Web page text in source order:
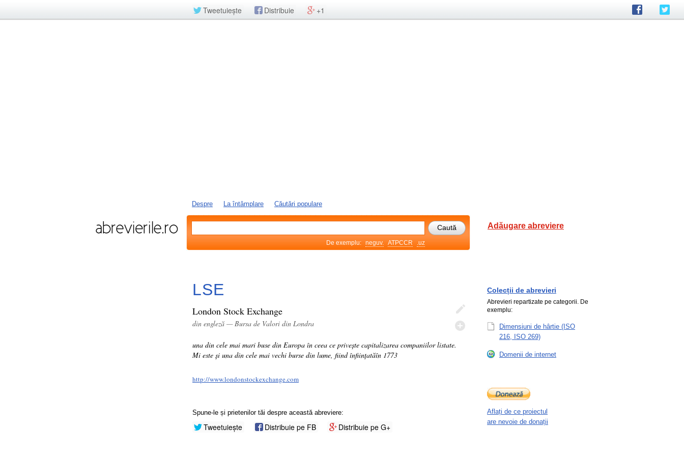
Tweetuiește Distribuie +1
Despre La întâmplare Căutări populare
De exemplu: neguv. ATPCCR .uz
Adăugare abreviere
LSE
London Stock Exchange
din engleză — Bursa de Valori din Londra
una din cele mai mari buse din Europa în ceea ce privește capitalizarea companiilor listate.
Mi este și una din cele mai vechi burse din lume, fiind înființatăîn 1773
http://www.londonstockexchange.com
Spune-le și prietenilor tăi despre această abreviere:
Tweetuiește Distribuie pe FB Distribuie pe G+
Colecții de abrevieri
Abrevieri repartizate pe categorii. De
exemplu:
Dimensiuni de hârtie (ISO
216, ISO 269)
Domenii de internet
Aflați de ce proiectul
are nevoie de donații